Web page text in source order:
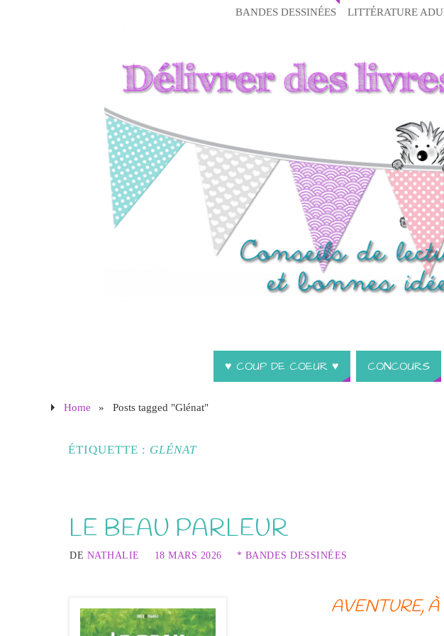
BANDES DESSINÉES LITTÉRATURE
♥ COUP DE COEUR ♥ CONCOURS
Home » Posts tagged "Glénat"
ÉTIQUETTE : GLÉNAT
LE BEAU PARLEUR
DE NATHALIE 18 MARS 2026 * BANDES DESSINÉES
AVENTURE, À